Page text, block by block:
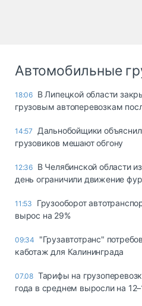
Автомобильные
18:06 В Липецкой области
грузовым автоперевозкам
14:57
Дальнобойщики
грузовиков мешают обгону
12:36 В Челябинской области
день ограничили движение
11:53
Грузооборот
вырос на 29%
09:34
"Грузавтотранс"
каботаж для Калининграда
07.08 Тарифы на
года в среднем выросли на